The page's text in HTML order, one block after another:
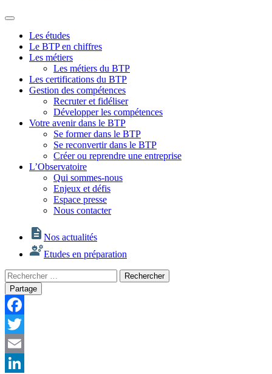
Les études
Le BTP en chiffres
Les métiers
Les métiers du BTP
Les certifications du BTP
Gestion des compétences
Recruter et fidéliser
Développer les compétences
Votre avenir dans le BTP
Se former dans le BTP
Se reconvertir dans le BTP
Créer ou reprendre une entreprise
L’Observatoire
Qui sommes-nous
Enjeux et défis
Espace presse
Nous contacter
Nos actualités
Etudes en préparation
Rechercher
:
Rechercher
Partage
Facebook
Twitter
Email